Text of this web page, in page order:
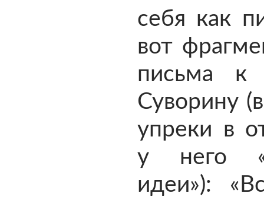
себя как
вот
письма к
Суворину
упреки в
у него
идеи»):